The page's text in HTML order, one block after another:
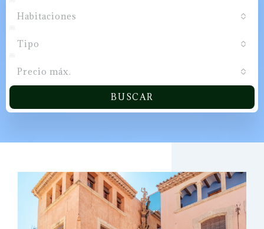
Habitaciones
Tipo
Precio máx.
BUSCAR